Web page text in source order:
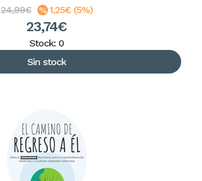
24,99€ 1,25€ (5%)
23,74€
Stock: 0
Sin stock